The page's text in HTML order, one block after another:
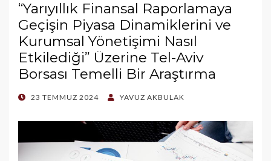
“Yarıyıllık Finansal Raporlamaya
Geçişin Piyasa Dinamiklerini ve
Kurumsal Yönetişimi Nasıl
Etkilediği” Üzerine Tel-Aviv
Borsası Temelli Bir Araştırma
POSTED
23 TEMMUZ 2024 YAVUZ AKBULAK